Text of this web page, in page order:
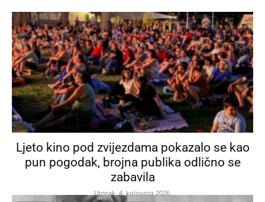
Ljeto kino pod zvijezdama pokazalo se kao
pun pogodak, brojna publika odlično se
zabavila
Utorak, 4. kolovoza 2026.